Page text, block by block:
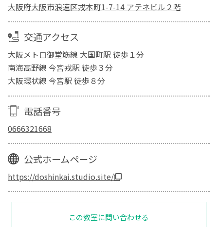
大阪府大阪市浪速区戎本町1-7-14 アテネビル２階
交通アクセス
大阪メトロ御堂筋線 大国町駅 徒歩１分
南海高野線 今宮戎駅 徒歩３分
大阪環状線 今宮駅 徒歩８分
電話番号
0666321668
公式ホームページ
https://doshinkai.studio.site/
この教室に問い合わせる